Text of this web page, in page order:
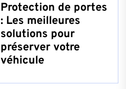
Protection de portes
: Les meilleures
solutions pour
préserver votre
véhicule